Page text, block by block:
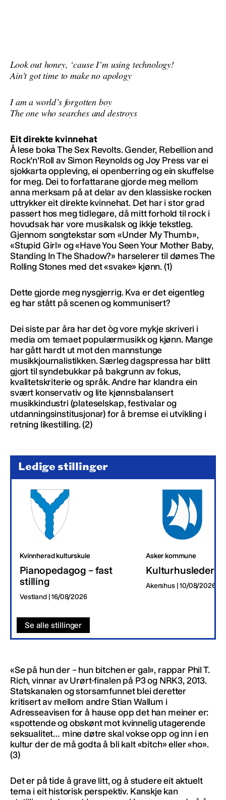
Look out honey, ‘cause I’m using technology!
Ain’t got time to make no apology
I am a world’s forgotten boy
The one who searches and destroys
Eit direkte kvinnehat
Å lese boka The Sex Revolts. Gender, Rebellion and
Rock’n’Roll av Simon Reynolds og Joy Press var ei
sjokkarta oppleving, ei openberring og ein skuffelse
for meg. Dei to forfattarane gjorde meg mellom
anna merksam på at delar av den klassiske rocken
uttrykker eit direkte kvinnehat. Det har i stor grad
passert hos meg tidlegare, då mitt forhold til rock i
hovudsak har vore musikalsk og ikkje tekstleg.
Gjennom songtekstar som «Under My Thumb»,
«Stupid Girl» og «Have You Seen Your Mother Baby,
Standing In The Shadow?» harselerer til dømes The
Rolling Stones med det «svake» kjønn. (1)
Dette gjorde meg nysgjerrig. Kva er det eigentleg
eg har stått på scenen og kommunisert?
Dei siste par åra har det òg vore mykje skriveri i
media om temaet populærmusikk og kjønn. Mange
har gått hardt ut mot den mannstunge
musikkjournalistikken. Særleg dagspressa har blitt
gjort til syndebukkar på bakgrunn av fokus,
kvalitetskriterie og språk. Andre har klandra ein
svært konservativ og lite kjønnsbalansert
musikkindustri (plateselskap, festivalar og
utdanningsinstitusjonar) for å bremse ei utvikling i
retning likestilling. (2)
Ledige stillinger
Kvinnherad kulturskule
Pianopedagog – fast
stilling
Vestland | 16/08/2026
Asker kommune
Kulturhusleder
Akershus | 10/08/2026
Se alle stillinger
«Se på hun der – hun bitchen er gal», rappar Phil T.
Rich, vinnar av Urørt-finalen på P3 og NRK3, 2013.
Statskanalen og storsamfunnet blei deretter
kritisert av mellom andre Stian Wallum i
Adresseavisen for å hause opp det han meiner er:
«spottende og obskønt mot kvinnelig utagerende
seksualitet… mine døtre skal vokse opp og inn i en
kultur der de må godta å bli kalt «bitch» eller «ho».
(3)
Det er på tide å grave litt, og å studere eit aktuelt
tema i eit historisk perspektiv. Kanskje kan